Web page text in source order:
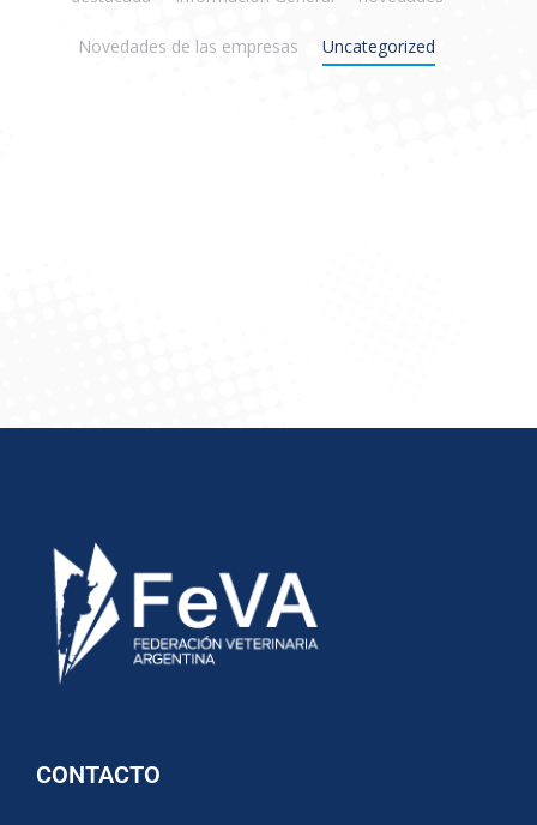
Novedades de las empresas Uncategorized
CONTACTO